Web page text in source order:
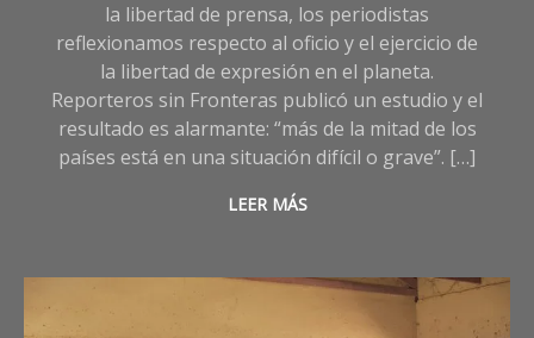
la libertad de prensa, los periodistas
reflexionamos respecto al oficio y el ejercicio de
la libertad de expresión en el planeta.
Reporteros sin Fronteras publicó un estudio y el
resultado es alarmante: “más de la mitad de los
países está en una situación difícil o grave”. […]
LEER MÁS